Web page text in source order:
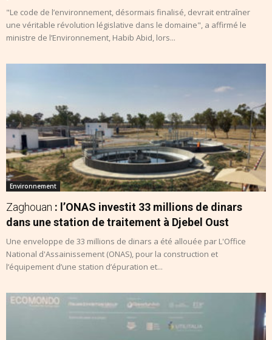
"Le code de l’environnement, désormais finalisé, devrait entraîner
une véritable révolution législative dans le domaine", a affirmé le
ministre de l’Environnement, Habib Abid, lors...
Environnement
Zaghouan : l’ONAS investit 33 millions de dinars
dans une station de traitement à Djebel Oust
Une enveloppe de 33 millions de dinars a été allouée par L'Office
National d'Assainissement (ONAS), pour la construction et
l’équipement d’une station d’épuration et...